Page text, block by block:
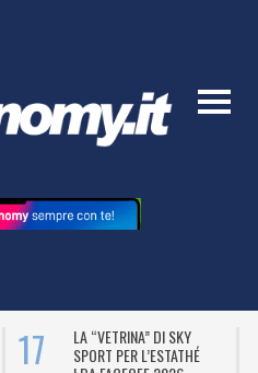
17
LA “VETRINA” DI SKY
SPORT PER L’ESTATHÉ